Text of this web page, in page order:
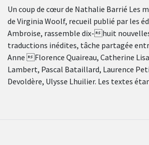
Un coup de cœur de Nathalie Barrié Les
de Virginia Woolf, recueil publié par les
Ambroise, rassemble dix-huit
traductions inédites, tâche partagée
Anne Florence Quaireau, Catherine
Lambert, Pascal Bataillard, Laurence
Devoldère, Ulysse Lhuilier. Les textes